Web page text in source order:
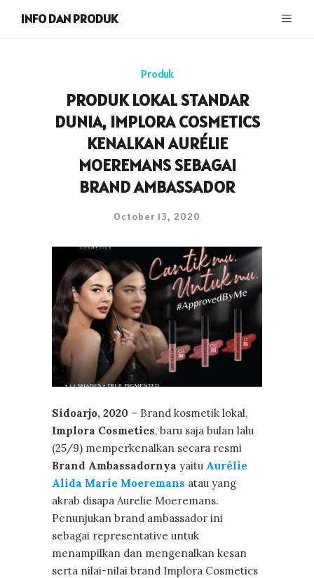
INFO DAN PRODUK
Produk
PRODUK LOKAL STANDAR
DUNIA, IMPLORA COSMETICS
KENALKAN AURÉLIE
MOEREMANS SEBAGAI
BRAND AMBASSADOR
October 13, 2020
Sidoarjo, 2020 – Brand kosmetik lokal,
Implora Cosmetics, baru saja bulan lalu
(25/9) memperkenalkan secara resmi
Brand Ambassadornya yaitu Aurélie
Alida Marie Moeremans atau yang
akrab disapa Aurelie Moeremans.
Penunjukan brand ambassador ini
sebagai representative untuk
menampilkan dan mengenalkan kesan
serta nilai-nilai brand Implora Cosmetics